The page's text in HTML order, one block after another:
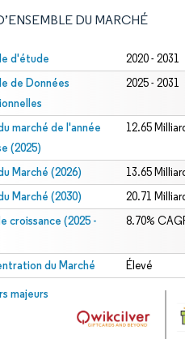
DU MARCHÉ
d'étude 2020 - 2031
de Données
2025 - 2031
marché de l'année
(2025)
12.65
Marché (2026) 13.65
Marché (2030) 20.71
croissance (2025 -
8.70%
du Marché Élevé
majeurs
Mordor Intelligence. La réutilisation
sous CC BY 4.0.